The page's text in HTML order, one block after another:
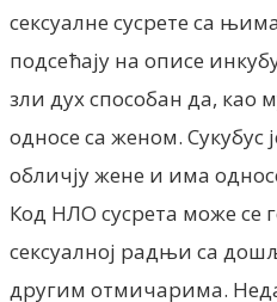
сексуалне сусрете са
подсећају на описе
зли дух способан да, као
односе са женом. Сукубус
обличју жене и има
Код НЛО сусрета може се
сексуалној радњи са
другим отмичарима.